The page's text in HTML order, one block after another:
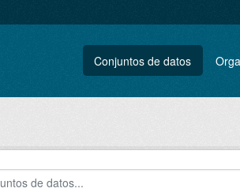
Conjuntos de datos